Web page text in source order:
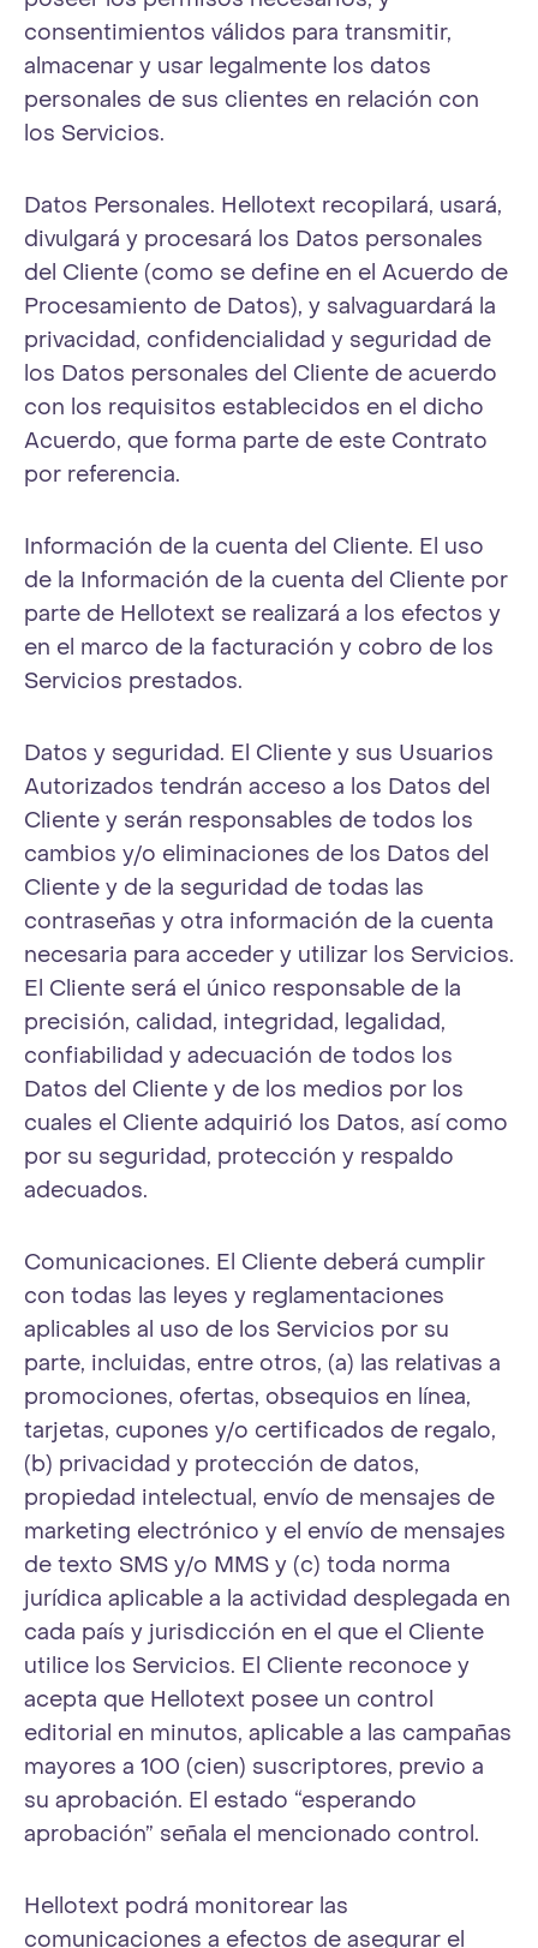
consentimientos válidos para transmitir,
almacenar y usar legalmente los datos
personales de sus clientes en relación con
los Servicios.
Datos Personales. Hellotext recopilará, usará,
divulgará y procesará los Datos personales
del Cliente (como se define en el Acuerdo de
Procesamiento de Datos), y salvaguardará la
privacidad, confidencialidad y seguridad de
los Datos personales del Cliente de acuerdo
con los requisitos establecidos en el dicho
Acuerdo, que forma parte de este Contrato
por referencia.
Información de la cuenta del Cliente. El uso
de la Información de la cuenta del Cliente por
parte de Hellotext se realizará a los efectos y
en el marco de la facturación y cobro de los
Servicios prestados.
Datos y seguridad. El Cliente y sus Usuarios
Autorizados tendrán acceso a los Datos del
Cliente y serán responsables de todos los
cambios y/o eliminaciones de los Datos del
Cliente y de la seguridad de todas las
contraseñas y otra información de la cuenta
necesaria para acceder y utilizar los Servicios.
El Cliente será el único responsable de la
precisión, calidad, integridad, legalidad,
confiabilidad y adecuación de todos los
Datos del Cliente y de los medios por los
cuales el Cliente adquirió los Datos, así como
por su seguridad, protección y respaldo
adecuados.
Comunicaciones. El Cliente deberá cumplir
con todas las leyes y reglamentaciones
aplicables al uso de los Servicios por su
parte, incluidas, entre otros, (a) las relativas a
promociones, ofertas, obsequios en línea,
tarjetas, cupones y/o certificados de regalo,
(b) privacidad y protección de datos,
propiedad intelectual, envío de mensajes de
marketing electrónico y el envío de mensajes
de texto SMS y/o MMS y (c) toda norma
jurídica aplicable a la actividad desplegada en
cada país y jurisdicción en el que el Cliente
utilice los Servicios. El Cliente reconoce y
acepta que Hellotext posee un control
editorial en minutos, aplicable a las campañas
mayores a 100 (cien) suscriptores, previo a
su aprobación. El estado “esperando
aprobación” señala el mencionado control.
Hellotext podrá monitorear las
comunicaciones a efectos de asegurar el